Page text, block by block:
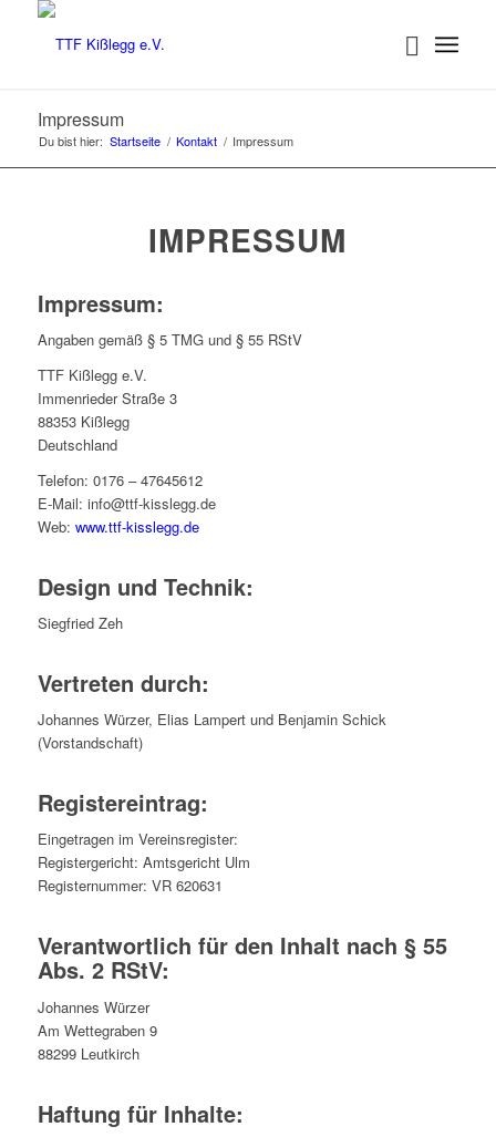
Impressum
Du bist hier: Startseite / Kontakt / Impressum
IMPRESSUM
Impressum:
Angaben gemäß § 5 TMG und § 55 RStV
TTF Kißlegg e.V.
Immenrieder Straße 3
88353 Kißlegg
Deutschland
Telefon: 0176 – 47645612
E-Mail: info@ttf-kisslegg.de
Web: www.ttf-kisslegg.de
Design und Technik:
Siegfried Zeh
Vertreten durch:
Johannes Würzer, Elias Lampert und Benjamin Schick
(Vorstandschaft)
Registereintrag:
Eingetragen im Vereinsregister:
Registergericht: Amtsgericht Ulm
Registernummer: VR 620631
Verantwortlich für den Inhalt nach § 55
Abs. 2 RStV:
Johannes Würzer
Am Wettegraben 9
88299 Leutkirch
Haftung für Inhalte: